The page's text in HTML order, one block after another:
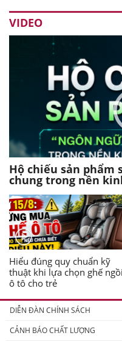
VIDEO
Hộ chiếu sản phẩm
chung trong nền
Hiểu đúng quy chuẩn kỹ
thuật khi lựa chọn ghế ngồi
ô tô cho trẻ
DIỄN ĐÀN CHÍNH SÁCH
CẢNH BÁO CHẤT LƯỢNG